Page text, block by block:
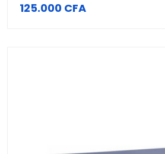
125.000 CFA